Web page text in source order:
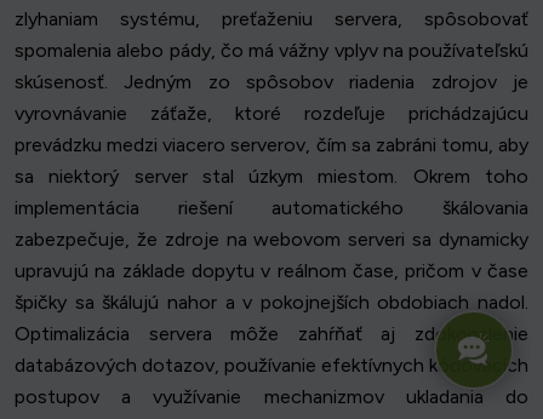
zlyhaniam systému, preťaženiu servera, spôsobovať
spomalenia alebo pády, čo má vážny vplyv na používateľskú
skúsenosť. Jedným zo spôsobov riadenia zdrojov je
vyrovnávanie záťaže, ktoré rozdeľuje prichádzajúcu
prevádzku medzi viacero serverov, čím sa zabráni tomu, aby
sa niektorý server stal úzkym miestom. Okrem toho
implementácia riešení automatického škálovania
zabezpečuje, že zdroje na webovom serveri sa dynamicky
upravujú na základe dopytu v reálnom čase, pričom v čase
špičky sa škálujú nahor a v pokojnejších obdobiach nadol.
Optimalizácia servera môže zahŕňať aj zdokonalenie
databázových dotazov, používanie efektívnych kódovacích
postupov a využívanie mechanizmov ukladania do